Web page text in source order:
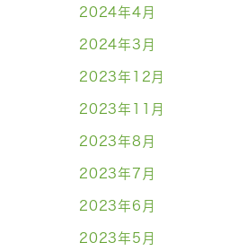
2024年4月
2024年3月
2023年12月
2023年11月
2023年8月
2023年7月
2023年6月
2023年5月